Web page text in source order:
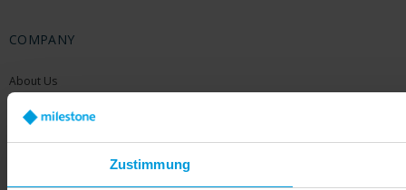
Zustimmung
COMPANY
About Us
Contact Us
Offices